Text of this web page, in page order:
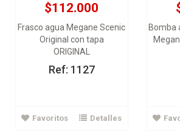
$112.000
Frasco agua Megane Scenic
Original con tapa
ORIGINAL
Ref: 1127
Favoritos Detalles
Bomba
$227.000
Amortiguador Del Optra
GABRIEL
Agregar al carrito